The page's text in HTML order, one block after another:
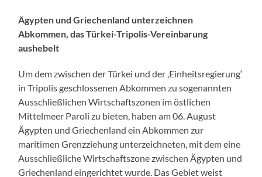
Ägypten und Griechenland unterzeichnen
Abkommen, das Türkei-Tripolis-Vereinbarung
aushebelt
Um dem zwischen der Türkei und der ‚Einheitsregierung‘
in Tripolis geschlossenen Abkommen zu sogenannten
Ausschließlichen Wirtschaftszonen im östlichen
Mittelmeer Paroli zu bieten, haben am 06. August
Ägypten und Griechenland ein Abkommen zur
maritimen Grenzziehung unterzeichneten, mit dem eine
Ausschließliche Wirtschaftszone zwischen Ägypten und
Griechenland eingerichtet wurde. Das Gebiet weist